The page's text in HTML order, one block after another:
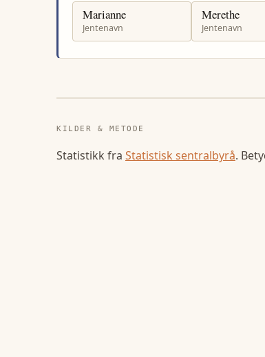
Marianne
Jentenavn
Merethe
Jentenavn
KILDER & METODE
Statistikk fra Statistisk sentralbyrå.